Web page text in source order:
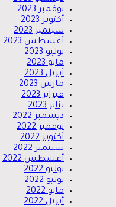
نوفمبر 2023
أكتوبر 2023
سبتمبر 2023
أغسطس 2023
يوليو 2023
مايو 2023
أبريل 2023
مارس 2023
فبراير 2023
يناير 2023
ديسمبر 2022
نوفمبر 2022
أكتوبر 2022
سبتمبر 2022
أغسطس 2022
يوليو 2022
يونيو 2022
مايو 2022
أبريل 2022